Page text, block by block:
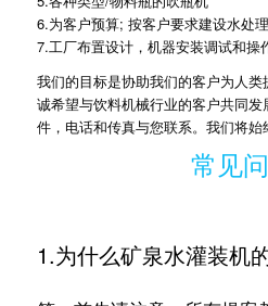
6.为客户预算; 按客户要求建设水处
7.工厂布置设计，机器安装调试和操
我们的目标是协助我们的客户为人
诚希望与饮料机械行业的客户共同
件，电话和传真与您联系。我们将始
常见
1.为什么矿泉水灌装机